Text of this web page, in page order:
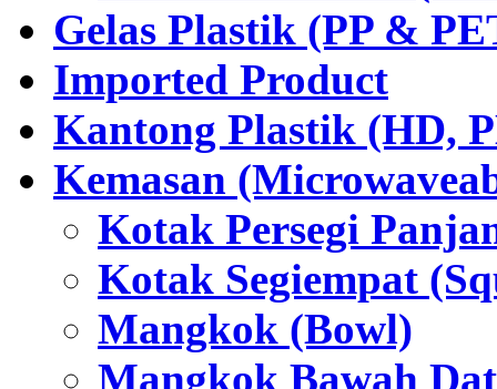
Gelas Plastik (PP &
Imported Product
Kantong Plastik (HD,
Kemasan
Kotak Persegi
Kotak Segiempat
Mangkok (Bowl)
Mangkok Bawah